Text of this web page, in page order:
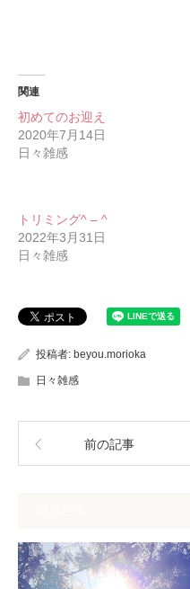
関連
初めてのお迎え
2020年7月14日
日々雑感
トリミング^ – ^
2022年3月31日
日々雑感
投稿者: beyou.morioka
日々雑感
前の記事